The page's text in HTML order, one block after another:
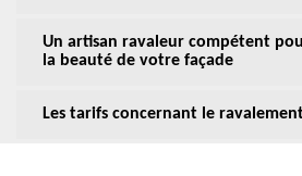
Un artisan ravaleur compétent
la beauté de votre façade
Les tarifs concernant le